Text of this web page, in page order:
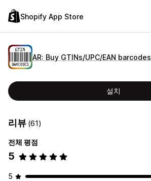
Shopify App Store
AR: Buy GTINs/UPC/EAN barcodes
설치
리뷰 (61)
전체 평점
5
5